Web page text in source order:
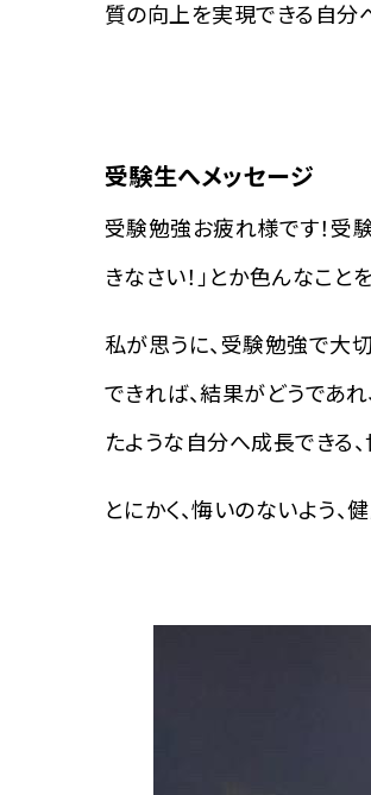
質の向上を実現できる自分
受験生へメッセージ
受験勉強お疲れ様です！受
きなさい！」とか色んなこ
私が思うに、受験勉強で大
できれば、結果がどうであ
たような自分へ成長できる
とにかく、悔いのないよう、